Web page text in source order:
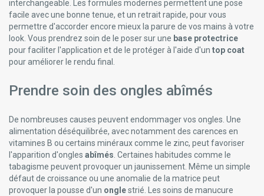
interchangeable. Les formules modernes permettent une pose
facile avec une bonne tenue, et un retrait rapide, pour vous
permettre d'accorder encore mieux la parure de vos mains à votre
look. Vous prendrez soin de le poser sur une base protectrice
pour faciliter l'application et de le protéger à l'aide d'un top coat
pour améliorer le rendu final.
Prendre soin des ongles abîmés
De nombreuses causes peuvent endommager vos ongles. Une
alimentation déséquilibrée, avec notamment des carences en
vitamines B ou certains minéraux comme le zinc, peut favoriser
l'apparition d'ongles abîmés . Certaines habitudes comme le
tabagisme peuvent provoquer un jaunissement. Même un simple
défaut de croissance ou une anomalie de la matrice peut
provoquer la pousse d'un onglestrié. Les soins de manucure